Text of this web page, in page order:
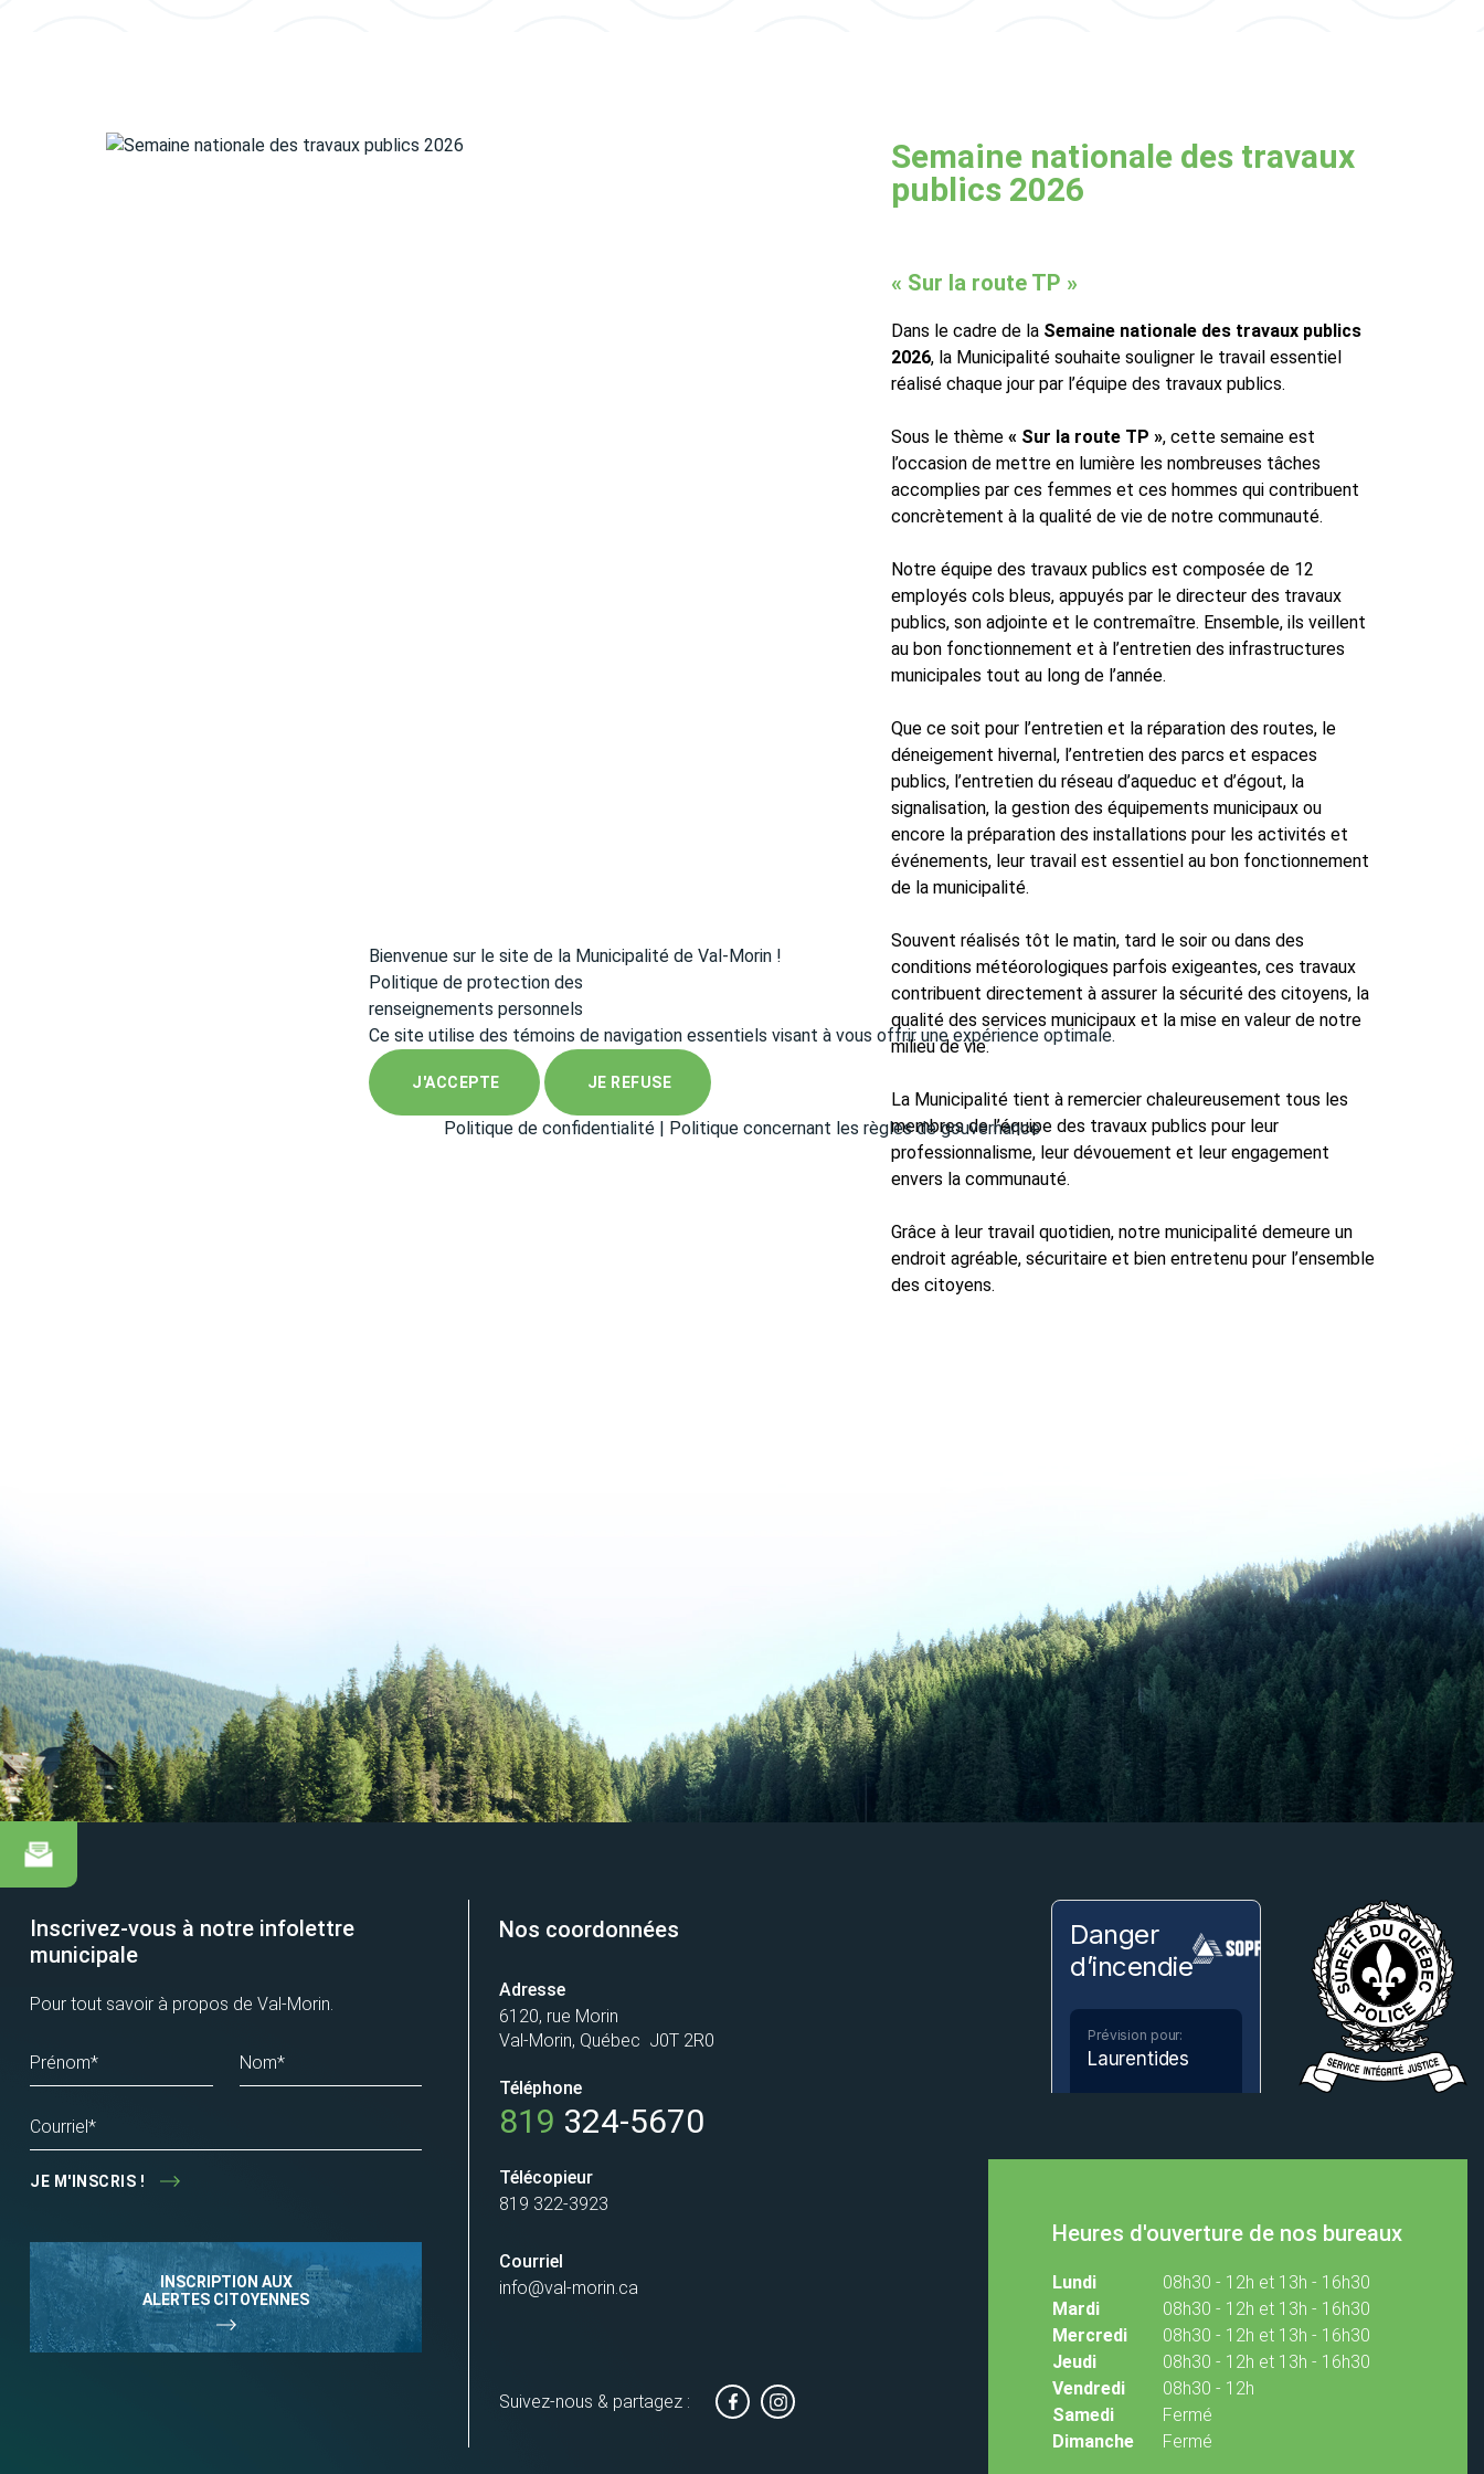
Semaine nationale des travaux
publics 2026
« Sur la route TP »
Dans le cadre de la Semaine nationale des travaux publics
2026, la Municipalité souhaite souligner le travail essentiel
réalisé chaque jour par l’équipe des travaux publics.
Sous le thème« Sur la route TP », cette semaine est
l’occasion de mettre en lumière les nombreuses tâches
accomplies par ces femmes et ces hommes qui contribuent
concrètement à la qualité de vie de notre communauté.
Notre équipe des travaux publics est composée de 12
employés cols bleus, appuyés par le directeur des travaux
publics, son adjointe et le contremaître. Ensemble, ils veillent
au bon fonctionnement et à l’entretien des infrastructures
municipales tout au long de l’année.
Que ce soit pour l’entretien et la réparation des routes, le
déneigement hivernal, l’entretien des parcs et espaces
publics, l’entretien du réseau d’aqueduc et d’égout, la
signalisation, la gestion des équipements municipaux ou
encore la préparation des installations pour les activités et
événements, leur travail est essentiel au bon fonctionnement
de la municipalité.
Souvent réalisés tôt le matin, tard le soir ou dans des
conditions météorologiques parfois exigeantes, ces travaux
contribuent directement à assurer la sécurité des citoyens, la
qualité des services municipaux et la mise en valeur de notre
milieu de vie.
La Municipalité tient à remercier chaleureusement tous les
membres de l’équipe des travaux publics pour leur
professionnalisme, leur dévouement et leur engagement
envers la communauté.
Grâce à leur travail quotidien, notre municipalité demeure un
endroit agréable, sécuritaire et bien entretenu pour l’ensemble
des citoyens.
Inscrivez-vous à notre infolettre
municipale
Pour tout savoir à propos de Val-Morin.
Prénom* Nom*
Courriel*
JE M'INSCRIS !
INSCRIPTION AUX
ALERTES CITOYENNES
Nos coordonnées
Adresse
6120, rue Morin
Val-Morin, Québec J0T 2R0
Téléphone
819 324-5670
Télécopieur
819 322-3923
Courriel
info@val-morin.ca
Suivez-nous & partagez :
Heures d'ouverture de nos bureaux
Lundi
08h30 - 12h et 13h - 16h30
Mardi
08h30 - 12h et 13h - 16h30
Mercredi
08h30 - 12h et 13h - 16h30
Jeudi
08h30 - 12h et 13h - 16h30
Vendredi
08h30 - 12h
Samedi
Fermé
Dimanche
Fermé
Bienvenue sur le site de la Municipalité de Val-Morin !
Politique de protection des
renseignements personnels
Ce site utilise des témoins de navigation essentiels visant à vous offrir une expérience optimale.
J'ACCEPTE JE REFUSE
Politique de confidentialité | Politique concernant les règles de gouvernance